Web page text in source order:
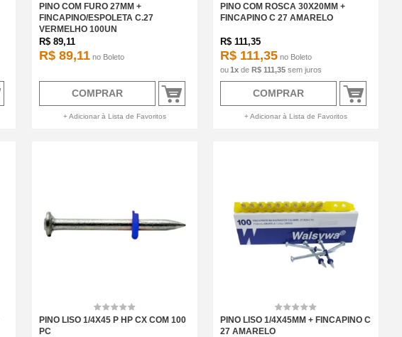
PINO COM FURO 27MM +
FINCAPINO/ESPOLETA C.27
VERMELHO 100UN
R$ 89,11
R$ 89,11 no Boleto
COMPRAR
+ Adicionar à Lista de Favoritos
PINO COM ROSCA 30X20MM +
FINCAPINO C 27 AMARELO
R$ 111,35
R$ 111,35 no Boleto
1x de R$ 111,35 sem juros
COMPRAR
+ Adicionar à Lista de Favoritos
PINO LISO 1/4X45 P HP CX COM 100
PC
PINO LISO 1/4X45MM + FINCAPINO C
27 AMARELO